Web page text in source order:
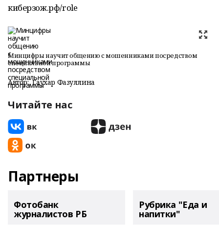
киберзож.рф/role
Минцифры научит общению с мошенниками посредством
специальной программы
Автор: Гаухар Фазуллина
Читайте нас
Партнеры
Фотобанк
журналистов РБ
Рубрика "Еда и
напитки"